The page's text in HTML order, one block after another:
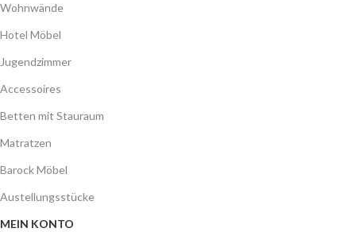
Wohnwände
Hotel Möbel
Jugendzimmer
Accessoires
Betten mit Stauraum
Matratzen
Barock Möbel
Austellungsstücke
MEIN KONTO